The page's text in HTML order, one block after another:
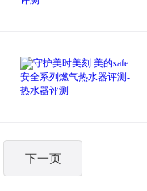
下一页